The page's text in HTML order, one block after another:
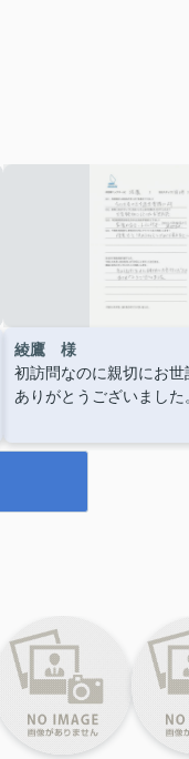
綾鷹 様
初訪問なのに親切にお世
ありがとうございました